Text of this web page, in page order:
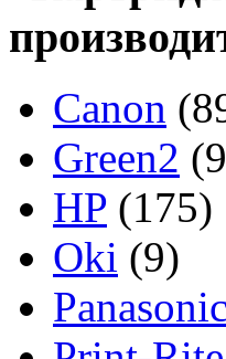
Canon
Green2
HP (175)
Oki (9)
Panasonic